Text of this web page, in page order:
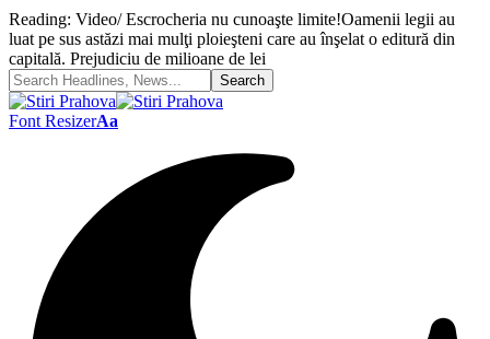
Reading: Video/ Escrocheria nu cunoaşte limite!Oamenii legii au
luat pe sus astăzi mai mulţi ploieşteni care au înşelat o editură din
capitală. Prejudiciu de milioane de lei
Font ResizerAa